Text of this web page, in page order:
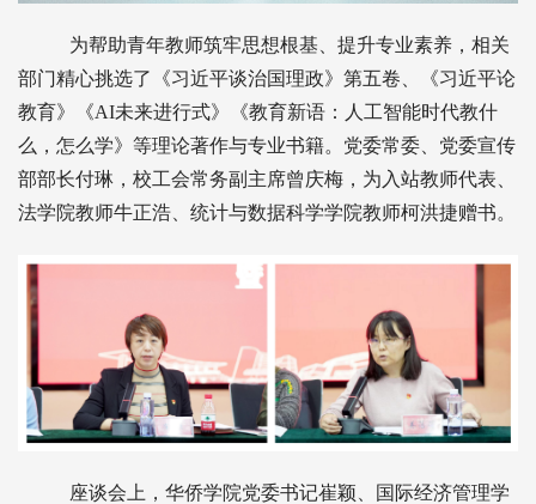
为帮助青年教师筑牢思想根基、提升专业素养，相关
部门精心挑选了《习近平谈治国理政》第五卷、《习近平论
教育》《AI未来进行式》《教育新语：人工智能时代教什
么，怎么学》等理论著作与专业书籍。党委常委、党委宣传
部部长付琳，校工会常务副主席曾庆梅，为入站教师代表、
法学院教师牛正浩、统计与数据科学学院教师柯洪捷赠书。
座谈会上，华侨学院党委书记崔颖、国际经济管理学